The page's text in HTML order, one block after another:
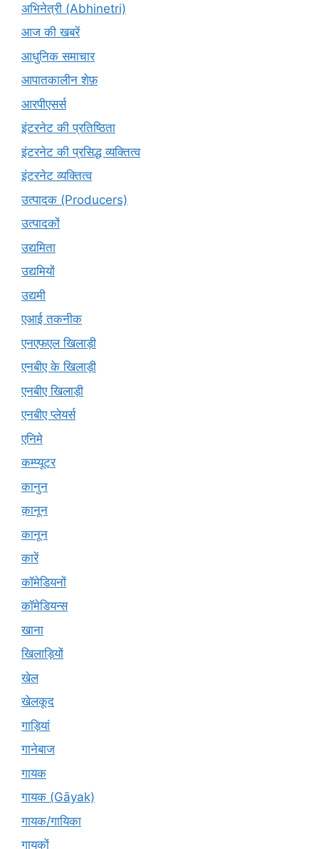
अभिनेत्री (Abhinetri)
आज की खबरें
आधुनिक समाचार
आपातकालीन शेफ़
आरपीएसर्स
इंटरनेट की प्रतिष्ठिता
इंटरनेट की प्रसिद्ध व्यक्तित्व
इंटरनेट व्यक्तित्व
उत्पादक (Producers)
उत्पादकों
उद्यमिता
उद्यमियों
उद्यमी
एआई तकनीक
एनएफएल खिलाड़ी
एनबीए के खिलाड़ी
एनबीए खिलाड़ी
एनबीए प्लेयर्स
एनिमे
कम्प्यूटर
कानुन
क़ानून
कानून
कारें
कॉमेडियनों
कॉमेडियन्स
खाना
खिलाड़ियों
खेल
खेलकूद
गाड़ियां
गानेबाज
गायक
गायक (Gāyak)
गायक/गायिका
गायकों